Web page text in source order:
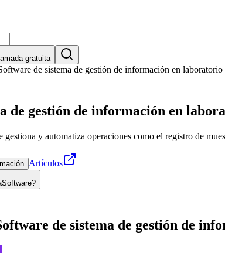
gratuita
de sistema de gestión de información en
de gestión de información en
y automatiza operaciones como el registro de
Artículos
de sistema de gestión de